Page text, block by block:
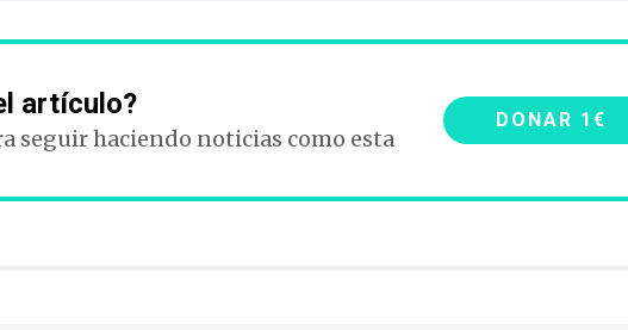
artículo?
seguir haciendo noticias como esta
DONAR 1€